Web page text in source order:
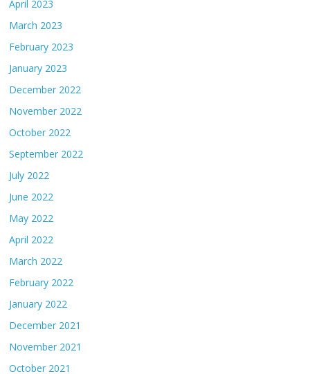
April 2023
March 2023
February 2023
January 2023
December 2022
November 2022
October 2022
September 2022
July 2022
June 2022
May 2022
April 2022
March 2022
February 2022
January 2022
December 2021
November 2021
October 2021